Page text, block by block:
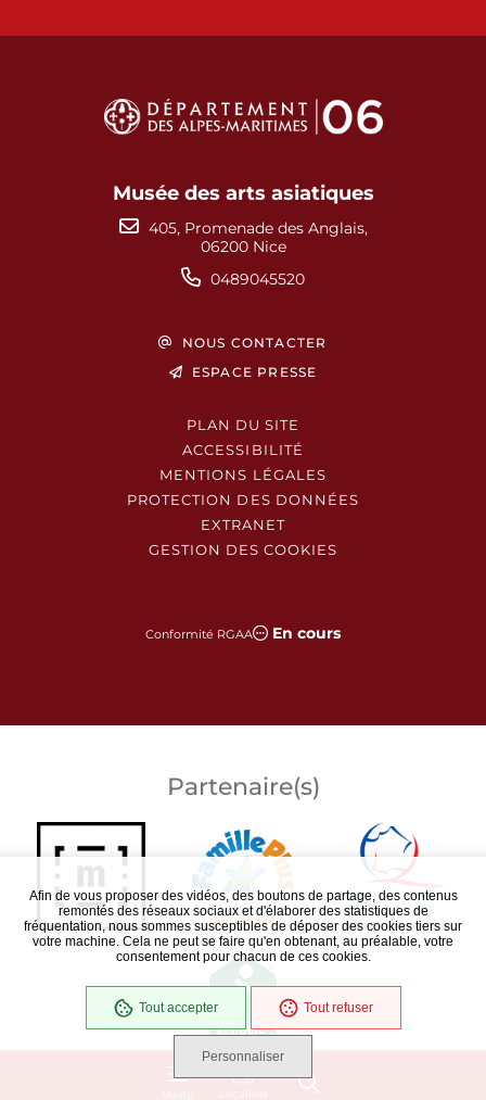
Afin de vous proposer des vidéos, des boutons de partage, des contenus
remontés des réseaux sociaux et d'élaborer des statistiques de
fréquentation, nous sommes susceptibles de déposer des cookies tiers sur
votre machine. Cela ne peut se faire qu'en obtenant, au préalable, votre
consentement pour chacun de ces cookies.
Tout accepter Tout refuser
Personnaliser
Musée des arts asiatiques
405, Promenade des Anglais,
06200 Nice
0489045520
NOUS CONTACTER
ESPACE PRESSE
PLAN DU SITE
ACCESSIBILITÉ
MENTIONS LÉGALES
PROTECTION DES DONNÉES
EXTRANET
GESTION DES COOKIES
Conformité RGAA En cours
Partenaire(s)